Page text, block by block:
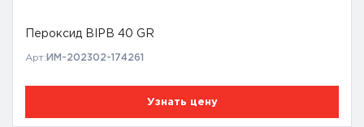
Пероксид BIPB 40 GR
Арт: ИМ-202302-174261
Узнать цену